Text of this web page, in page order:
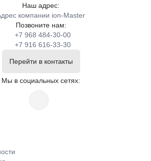
Наш адрес:
компании ion-Master
Позвоните нам:
+7 968 484-30-00
+7 916 616-33-30
Перейти в контакты
Мы в социальных сетях: